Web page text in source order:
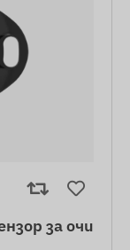
за очи